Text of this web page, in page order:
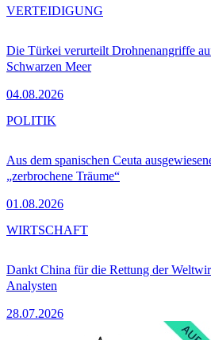
Die Türkei verurteilt Drohnenangriffe
Schwarzen Meer
04.08.2026
VERTEIDIGUNG
Aus dem spanischen Ceuta
„zerbrochene Träume“
01.08.2026
POLITIK
Dankt China für die Rettung der
Analysten
28.07.2026
WIRTSCHAFT